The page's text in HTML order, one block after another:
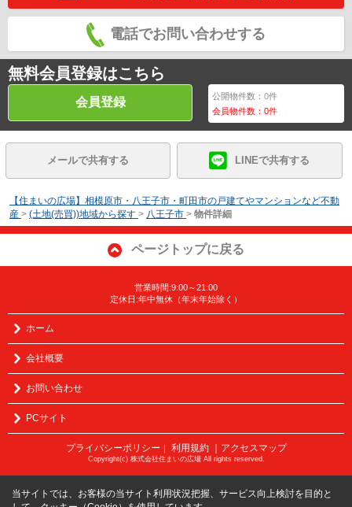
電話でお問い合わせする
無料会員登録はこちら
会員登録 公開物件数：0件
会員物件数：0件
メールで共有する LINEで共有する
【住まいの広場】相模原市・八王子市・町田市の戸建てやマンションなど不動
産 > (土地(売買))地域から探す > 八王子市 > 物件詳細
ページトップに戻る
営業時間:9:00～21:00
定休日:年中無休（年末年始除く）
ホーム
会社概要
お問い合わせ
PCサイト
プライバシーポリシー ｜ 利用規約 ｜アクセスマップ
Copyright(c) 株式会社住まいの広場 All rights reserved.
当サイトでは、お客様の当サイト利用状況把握、サービス向上検討を目的と